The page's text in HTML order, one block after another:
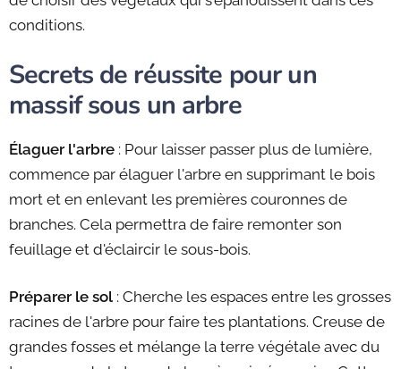
conditions.
Secrets de réussite pour un
massif sous un arbre
Élaguer l'arbre : Pour laisser passer plus de lumière,
commence par élaguer l'arbre en supprimant le bois
mort et en enlevant les premières couronnes de
branches. Cela permettra de faire remonter son
feuillage et d'éclaircir le sous-bois.
Préparer le sol : Cherche les espaces entre les grosses
racines de l'arbre pour faire tes plantations. Creuse de
grandes fosses et mélange la terre végétale avec du